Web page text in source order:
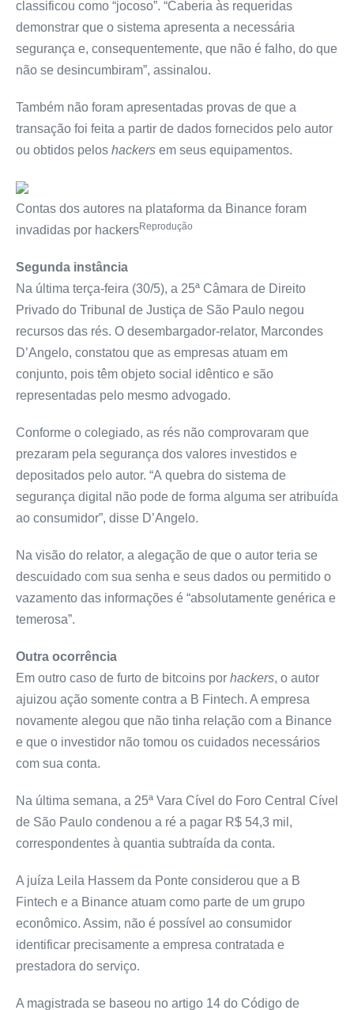
classificou como “jocoso”. “Caberia às requeridas
demonstrar que o sistema apresenta a necessária
segurança e, consequentemente, que não é falho, do que
não se desincumbiram”, assinalou.
Também não foram apresentadas provas de que a
transação foi feita a partir de dados fornecidos pelo autor
ou obtidos pelos hackers em seus equipamentos.
Contas dos autores na plataforma da Binance foram
invadidas por hackersReprodução
Segunda instância
Na última terça-feira (30/5), a 25ª Câmara de Direito
Privado do Tribunal de Justiça de São Paulo negou
recursos das rés. O desembargador-relator, Marcondes
D’Angelo, constatou que as empresas atuam em
conjunto, pois têm objeto social idêntico e são
representadas pelo mesmo advogado.
Conforme o colegiado, as rés não comprovaram que
prezaram pela segurança dos valores investidos e
depositados pelo autor. “A quebra do sistema de
segurança digital não pode de forma alguma ser atribuída
ao consumidor”, disse D’Angelo.
Na visão do relator, a alegação de que o autor teria se
descuidado com sua senha e seus dados ou permitido o
vazamento das informações é “absolutamente genérica e
temerosa”.
Outra ocorrência
Em outro caso de furto de bitcoins por hackers, o autor
ajuizou ação somente contra a B Fintech. A empresa
novamente alegou que não tinha relação com a Binance
e que o investidor não tomou os cuidados necessários
com sua conta.
Na última semana, a 25ª Vara Cível do Foro Central Cível
de São Paulo condenou a ré a pagar R$ 54,3 mil,
correspondentes à quantia subtraída da conta.
A juíza Leila Hassem da Ponte considerou que a B
Fintech e a Binance atuam como parte de um grupo
econômico. Assim, não é possível ao consumidor
identificar precisamente a empresa contratada e
prestadora do serviço.
A magistrada se baseou no artigo 14 do Código de